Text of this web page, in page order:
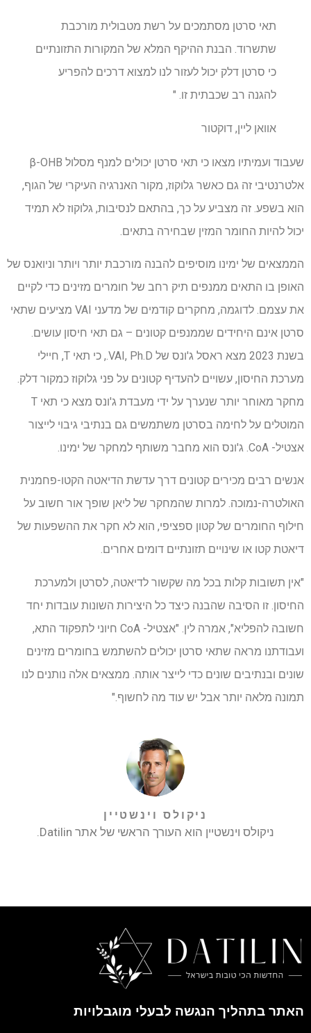
תאי סרטן מסתמכים על רשת מטבולית מורכבת
שתשרוד. הבנת ההיקף המלא של המקורות התזונתיים
כי סרטן דלק יכול לעזור לנו למצוא דרכים להפריע
להגנה רב שכבתית זו. "
אוואן ליין, דוקטור
שעבוד ועמיתיו מצאו כי תאי סרטן יכולים למנף מסלול β-OHB
אלטרנטיבי זה גם כאשר גלוקוז, מקור האנרגיה העיקרי של הגוף,
הוא בשפע. זה מצביע על כך, בהתאם לנסיבות, גלוקוז לא תמיד
יכול להיות החומר המזין שבחירה בתאים.
הממצאים של ימינו מוסיפים להבנה מורכבת יותר ויותר וניואנס של
האופן בו התאים ממנפים תיק רחב של חומרים מזינים כדי לקיים
את עצמם. לדוגמה, מחקרים קודמים של מדעני VAI מציעים שתאי
סרטן אינם היחידים שממנפים קטונים – גם תאי חיסון עושים.
בשנת 2023 מצא ראסל ג'ונס של VAI, Ph.D., כי תאי T, חיילי
מערכת החיסון, עשויים להעדיף קטונים על פני גלוקוז כמקור דלק.
מחקר מאוחר יותר שנערך על ידי מעבדת ג'ונס מצא כי תאי T
המוטלים על לחימה בסרטן משתמשים גם בנתיבי גיבוי לייצור
אצטיל- CoA. ג'ונס הוא מחבר משותף למחקר של ימינו.
אנשים רבים מכירים קטונים דרך עדשת הדיאטה הקטו-פחמנית
האולטרה-נמוכה. למרות שהמחקר של ליאן שופך אור חשוב על
חילוף החומרים של קטון ספציפי, הוא לא חקר את ההשפעות של
דיאטת קטו או שינויים תזונתיים דומים אחרים.
"אין תשובות קלות בכל מה שקשור לדיאטה, לסרטן ולמערכת
החיסון. זו הסיבה שהבנה כיצד כל היצירות השונות עובדות יחד
חשובה להפליא", אמרה לין. "אצטיל- CoA חיוני לתפקוד התא,
ועבודתנו מראה שתאי סרטן יכולים להשתמש בחומרים מזינים
שונים ובנתיבים שונים כדי לייצר אותה. ממצאים אלה נותנים לנו
תמונה מלאה יותר אבל יש עוד מה לחשוף."
ניקולס וינשטיין
ניקולס וינשטיין הוא העורך הראשי של אתר Datilin.
האתר בתהליך הנגשה לבעלי מוגבלויות